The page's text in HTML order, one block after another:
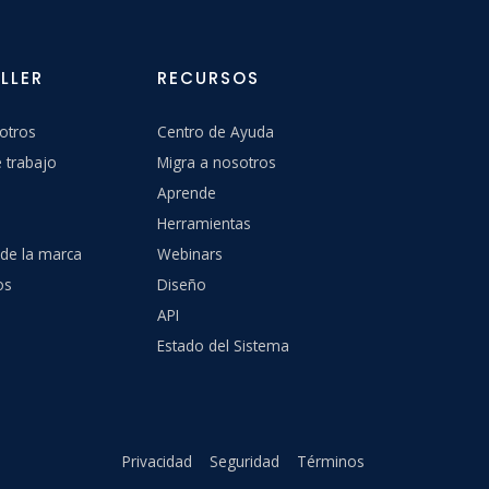
trabajo
la marca
RECURSOS
Centro de Ayuda
Migra a nosotros
Aprende
Herramientas
Webinars
Diseño
API
Estado del Sistema
Privacidad Seguridad Términos